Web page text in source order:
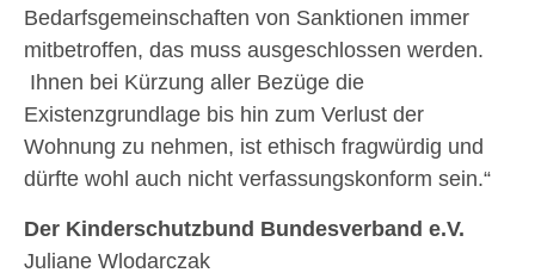
Bedarfsgemeinschaften von Sanktionen immer
mitbetroffen, das muss ausgeschlossen werden.
Ihnen bei Kürzung aller Bezüge die
Existenzgrundlage bis hin zum Verlust der
Wohnung zu nehmen, ist ethisch fragwürdig und
dürfte wohl auch nicht verfassungskonform sein.“
Der Kinderschutzbund Bundesverband e.V.
Juliane Wlodarczak